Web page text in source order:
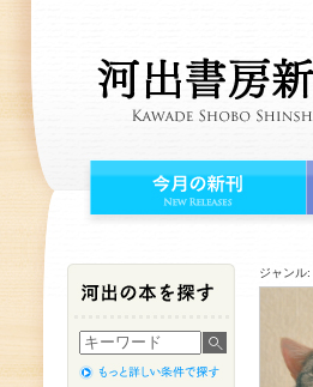
ジャンル: